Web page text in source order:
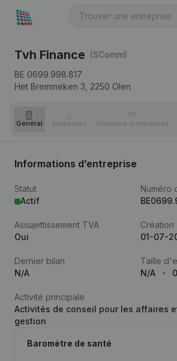
Tvh Finance (SComm)
BE 0699.998.817
Het Bremmeken 3, 2250 Olen
Général Dirigeants Structure d'entreprise
Informations d’entreprise
Statut
Actif
Numéro
Assujettissement TVA
Oui
Création
01-07-
Dernier bilan
N/A
Taille
N/A
Activité principale
Activités de conseil pour les affaires
gestion
Baromètre de santé